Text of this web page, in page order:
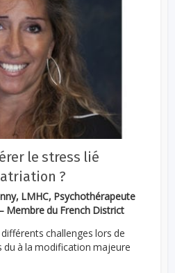
le stress lié
?
LMHC, Psychothérapeute
Membre du French District
challenges lors de
du à la modification majeure